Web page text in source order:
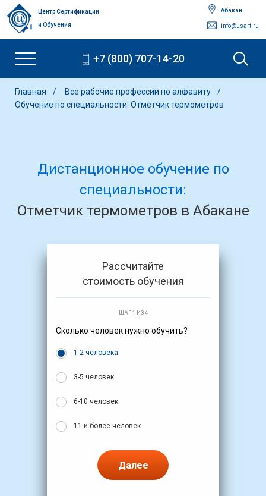
Центр Сертификации
и Обучения
Абакан
info@usart.ru
+7 (800) 707-14-20
Главная
Все рабочие профессии по алфавиту
Обучение по специальности: Отметчик термометров
Дистанционное обучение по
специальности:
Отметчик термометров в Абакане
Рассчитайте
стоимость обучения
ШАГ 1 ИЗ 4
Сколько человек нужно обучить?
1-2 человека
3-5 человек
6-10 человек
11 и более человек
Далее